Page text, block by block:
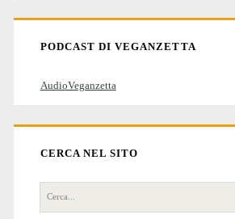
PODCAST DI VEGANZETTA
AudioVeganzetta
CERCA NEL SITO
Cerca
per: